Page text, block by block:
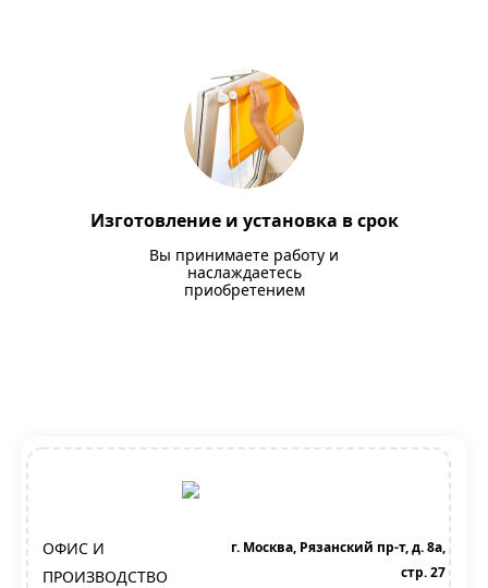
Изготовление и установка в срок
Вы принимаете работу и
наслаждаетесь
приобретением
ОФИС И
ПРОИЗВОДСТВО
г. Москва, Рязанский пр-т, д. 8а,
стр. 27